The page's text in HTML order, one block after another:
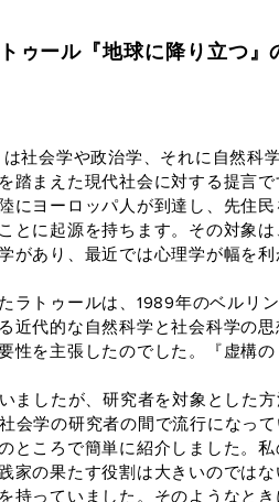
地球に降り立つ』
社会学や政治学、それに自然科
まえた現代社会に対する提言で
ヨーロッパ人が到達し、先住
に起源を持ちます。その対象
あり、最近では心理学が幅を
トゥールは、1989年のベルリ
代的な自然科学と社会科学の
性を主張したのでした。『虚構
したが、研究者を対象とした
学の研究者の間で流行になっ
ころで簡単に紹介しました。
の果たす役割は大きいのでは
っていました。そのようなと